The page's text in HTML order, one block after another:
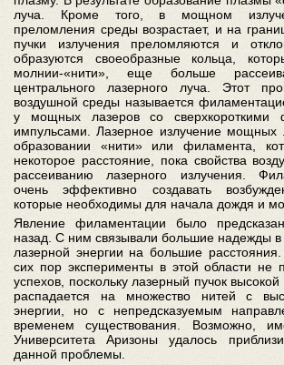
луча. Кроме того, в мощном
преломления среды возрастает, и на
пучки излучения преломляются и
образуются своеобразные кольца,
молнии-«нити», еще больше
центрального лазерного луча. Этот
воздушной среды называется
у мощных лазеров со сверхкороткими
импульсами. Лазерное излучение мощных
образовании «нити» или филамента,
некоторое расстояние, пока свойства
рассеиванию лазерного излучения.
очень эффективно создавать
которые необходимы для начала дождя и
Явление филаментации было
назад. С ним связывали большие надежды в
лазерной энергии на большие
сих пор эксперименты в этой области не
успехов, поскольку лазерный пучок
распадается на множество нитей с
энергии, но с непредсказуемым
временем существования. Возможно,
Университета Аризоны удалось
данной проблемы.